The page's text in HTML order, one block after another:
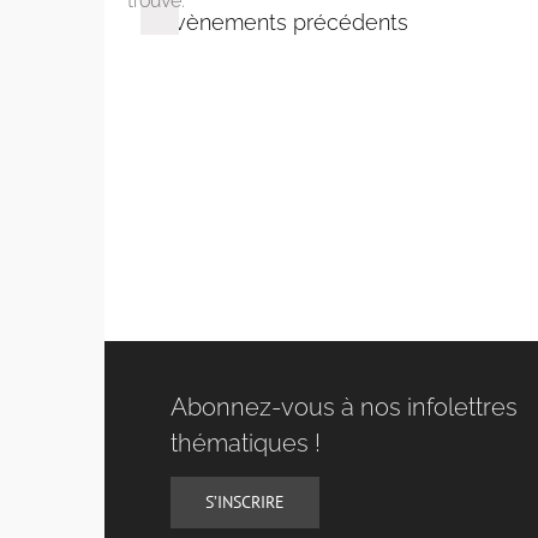
Évènements précédents
Abonnez-vous à nos infolettres
thématiques !
S’INSCRIRE